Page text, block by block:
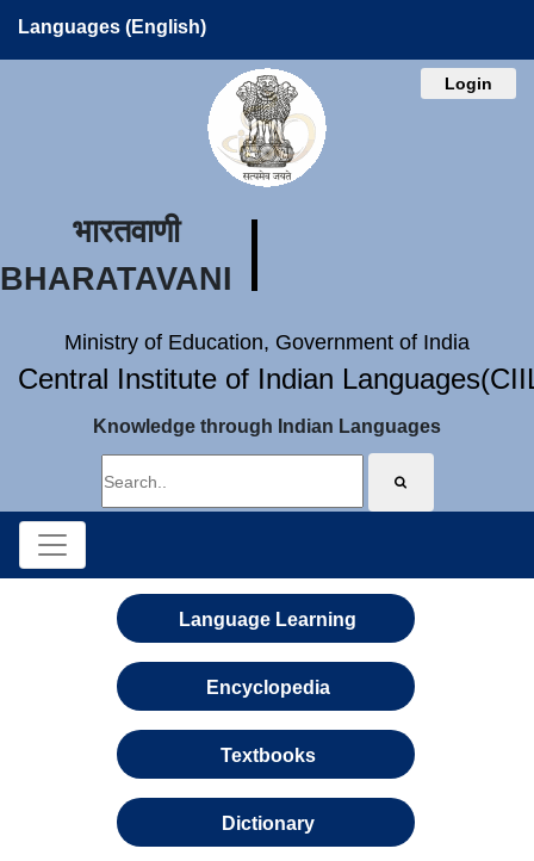
Languages (English)
Login
भारतवाणी
BHARATAVANI
Ministry of Education, Government of India
Central Institute of Indian
Knowledge through Indian Languages
Language Learning
Encyclopedia
Textbooks
Dictionary